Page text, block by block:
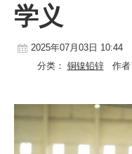
有色市场
科技
镁钛
学义
2025年07月03日 10:44
分类： 铜镍铅锌作者